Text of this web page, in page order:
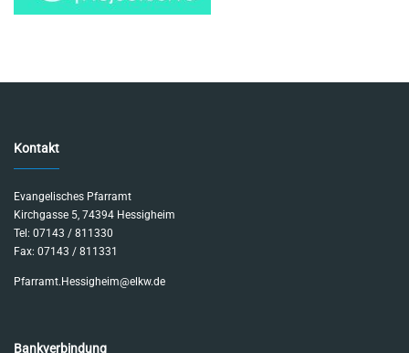
Kontakt
Evangelisches Pfarramt
Kirchgasse 5, 74394 Hessigheim
Tel: 07143 / 811330
Fax: 07143 / 811331
Pfarramt.Hessigheim@elkw.de
Bankverbindung